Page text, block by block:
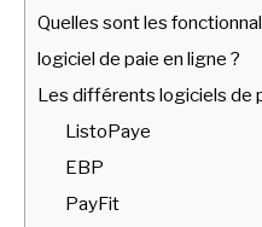
Quelles sont les
logiciel de paie en ligne ?
Les différents logiciels de
ListoPaye
EBP
PayFit